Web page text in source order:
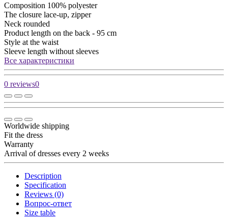
Composition 100% polyester
The closure lace-up, zipper
Neck rounded
Product length on the back - 95 cm
Style at the waist
Sleeve length without sleeves
Все характеристики
0 reviews0
Worldwide shipping
Fit the dress
Warranty
Arrival of dresses every 2 weeks
Description
Specification
Reviews (0)
Вопрос-ответ
Size table